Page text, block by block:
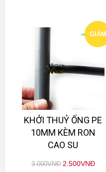
GIẢM
KHỞI THUỶ ỐNG PE
10MM KÈM RON
CAO SU
3.000VNĐ 2.500VNĐ